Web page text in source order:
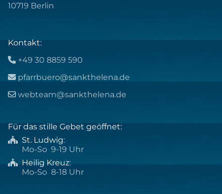
10719 Berlin
Kontakt:
 +49 30 8859 590
 pfarrbuero@sankthelena.de
 webteam@sankthelena.de
Für das stille Gebet geöffnet:
 St. Ludwig:
Mo-So 9-19 Uhr
 Heilig Kreuz:
Mo-So 8-18 Uhr